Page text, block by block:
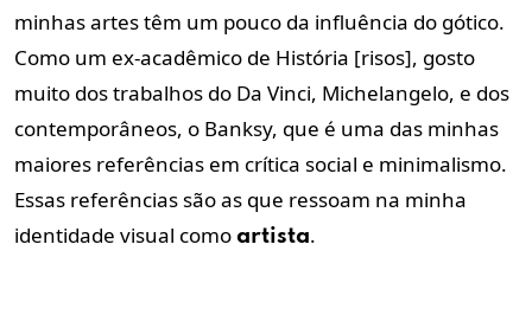
minhas artes têm um pouco da influência do gótico.
Como um ex-acadêmico de História [risos], gosto
muito dos trabalhos do Da Vinci, Michelangelo, e dos
contemporâneos, o Banksy, que é uma das minhas
maiores referências em crítica social e minimalismo.
Essas referências são as que ressoam na minha
identidade visual como artista.